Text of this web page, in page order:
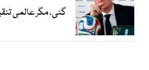
گئی، مگر عالمی